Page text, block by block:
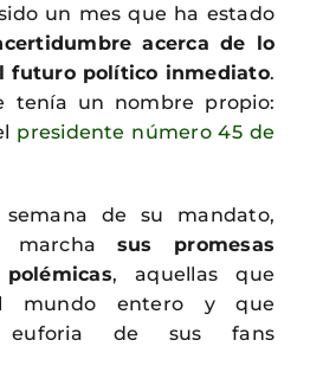
un mes que ha estado
acerca de lo
futuro político inmediato.
tenía un nombre propio:
presidente número 45 de
de su mandato,
marcha sus promesas
, aquellas que
mundo entero y que
euforia de sus fans